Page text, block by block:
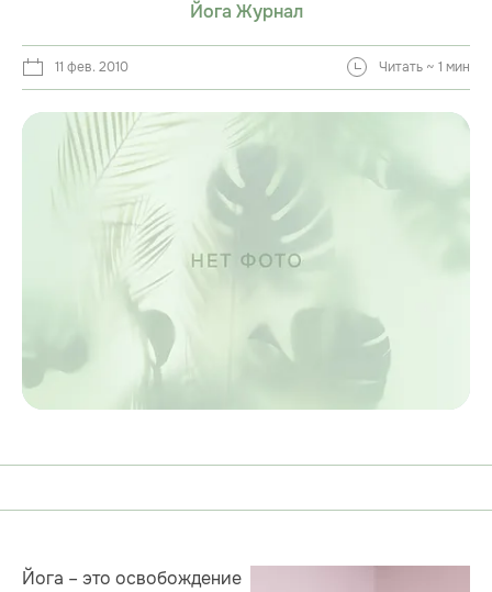
Йога Журнал
11 фев. 2010 Читать ~ 1 мин
Йога – это освобождение